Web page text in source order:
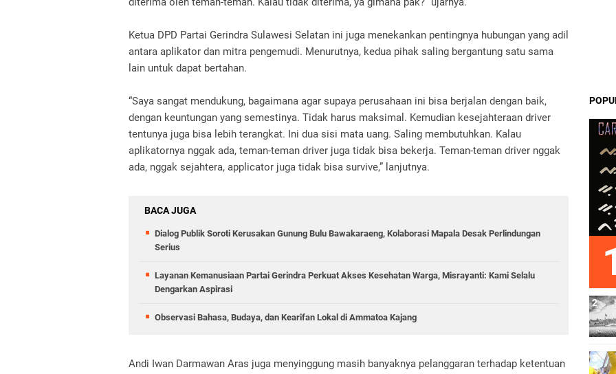
Ketua DPD Partai Gerindra Sulawesi Selatan ini juga menekankan pentingnya hubungan yang adil
antara aplikator dan mitra pengemudi. Menurutnya, kedua pihak saling bergantung satu sama
lain untuk dapat bertahan.
“Saya sangat mendukung, bagaimana agar supaya perusahaan ini bisa berjalan dengan baik,
dengan keuntungan yang semestinya. Tidak harus maksimal. Kemudian kesejahteraan driver
tentunya juga bisa lebih terangkat. Ini dua sisi mata uang. Saling membutuhkan. Kalau
aplikatornya nggak ada, teman-teman driver juga tidak bisa bekerja. Teman-teman driver nggak
ada, nggak sejahtera, applicator juga tidak bisa survive,” lanjutnya.
BACA JUGA
Dialog Publik Soroti Kerusakan Gunung Bulu Bawakaraeng, Kolaborasi Mapala Desak Perlindungan
Serius
Layanan Kemanusiaan Partai Gerindra Perkuat Akses Kesehatan Warga, Misrayanti: Kami Selalu
Dengarkan Aspirasi
Observasi Bahasa, Budaya, dan Kearifan Lokal di Ammatoa Kajang
Andi Iwan Darmawan Aras juga menyinggung masih banyaknya pelanggaran terhadap ketentuan